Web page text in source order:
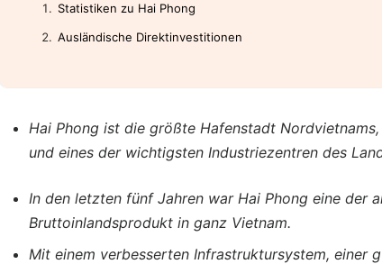
Statistiken zu Hai Phong
Ausländische Direktinvestitionen
Hai Phong ist die größte Hafenstadt
und eines der wichtigsten Industriezentren des
In den letzten fünf Jahren war Hai Phong eine der
Bruttoinlandsprodukt in ganz Vietnam.
Mit einem verbesserten Infrastruktursystem, einer